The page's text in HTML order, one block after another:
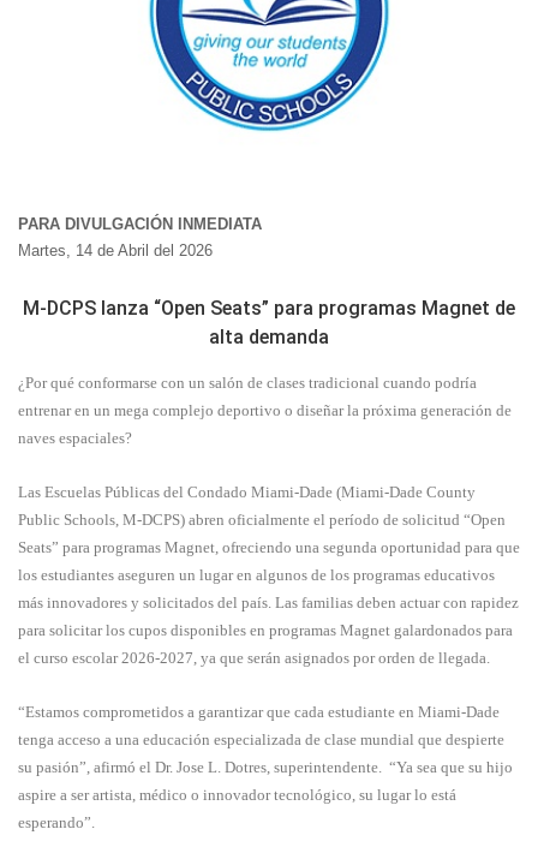
PARA DIVULGACIÓN INMEDIATA
Martes, 14 de Abril del 2026
M-DCPS lanza “Open Seats” para programas Magnet de
alta demanda
¿Por qué conformarse con un salón de clases tradicional cuando podría
entrenar en un mega complejo deportivo o diseñar la próxima generación de
naves espaciales?
Las Escuelas Públicas del Condado Miami-Dade (Miami-Dade County
Public Schools, M-DCPS) abren oficialmente el período de solicitud “Open
Seats” para programas Magnet, ofreciendo una segunda oportunidad para que
los estudiantes aseguren un lugar en algunos de los programas educativos
más innovadores y solicitados del país. Las familias deben actuar con rapidez
para solicitar los cupos disponibles en programas Magnet galardonados para
el curso escolar 2026-2027, ya que serán asignados por orden de llegada.
“Estamos comprometidos a garantizar que cada estudiante en Miami-Dade
tenga acceso a una educación especializada de clase mundial que despierte
su pasión”, afirmó el Dr. Jose L. Dotres, superintendente. “Ya sea que su hijo
aspire a ser artista, médico o innovador tecnológico, su lugar lo está
esperando”.